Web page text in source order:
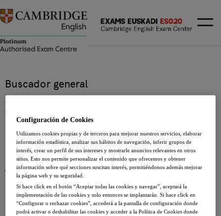
Buscador general
Podemos ayudarte a
planificar la mejor forma
para conseguir tus
objetivos. Encuentra lo que
buscas en nuestra amplia
oferta.
Configuración de Cookies
Utilizamos cookies propias y de terceros para mejorar nuestros servicios, elaborar
información estadística, analizar sus hábitos de navegación, inferir grupos de
interés, crear un perfil de sus intereses y mostrarle anuncios relevantes en otros
sitios. Esto nos permite personalizar el contenido que ofrecemos y obtener
información sobre qué secciones suscitan interés, permitiéndonos además mejorar
la página web y su seguridad.
Si hace click en el botón “Aceptar todas las cookies y navegar”, aceptará la
implementación de las cookies y solo entonces se implantarán. Si hace click en
“Configurar o rechazar cookies”, accederá a la pantalla de configuración donde
podrá activar o deshabilitar las cookies y acceder a la Política de Cookies donde